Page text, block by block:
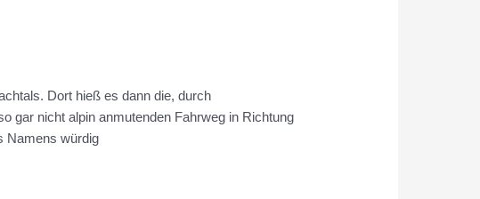
Dort hieß es dann die, durch
gar nicht alpin anmutenden Fahrweg in Richtung
Namens würdig